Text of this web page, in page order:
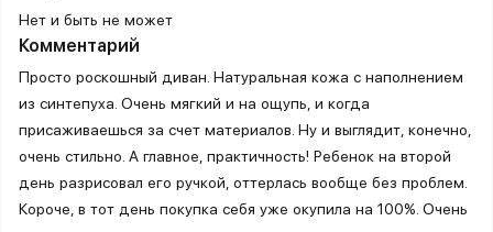
Нет и быть не может
Комментарий
Просто роскошный диван. Натуральная кожа с наполнением
из синтепуха. Очень мягкий и на ощупь, и когда
присаживаешься за счет материалов. Ну и выглядит, конечно,
очень стильно. А главное, практичность! Ребенок на второй
день разрисовал его ручкой, оттерлась вообще без проблем.
Короче, в тот день покупка себя уже окупила на 100%. Очень